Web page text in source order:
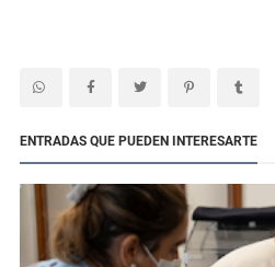
ENTRADAS QUE PUEDEN INTERESARTE